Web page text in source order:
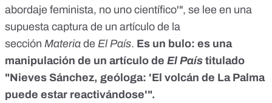
abordaje feminista, no uno científico'", se lee en una
supuesta captura de un artículo de la
sección Materia de El País. Es un bulo: es una
manipulación de un artículo de El País titulado
"Nieves Sánchez, geóloga: 'El volcán de La Palma
puede estar reactivándose'".